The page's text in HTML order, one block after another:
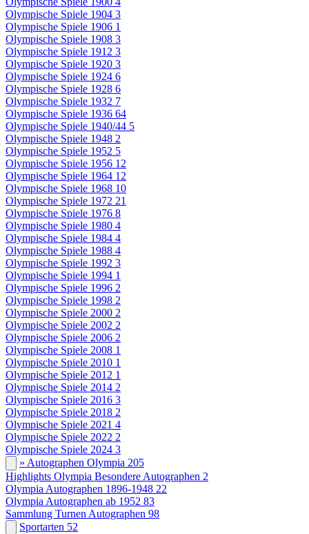
Olympische Spiele 1904 3
Olympische Spiele 1906 1
Olympische Spiele 1908 3
Olympische Spiele 1912 3
Olympische Spiele 1920 3
Olympische Spiele 1924 6
Olympische Spiele 1928 6
Olympische Spiele 1932 7
Olympische Spiele 1936 64
Olympische Spiele 1940/44 5
Olympische Spiele 1948 2
Olympische Spiele 1952 5
Olympische Spiele 1956 12
Olympische Spiele 1964 12
Olympische Spiele 1968 10
Olympische Spiele 1972 21
Olympische Spiele 1976 8
Olympische Spiele 1980 4
Olympische Spiele 1984 4
Olympische Spiele 1988 4
Olympische Spiele 1992 3
Olympische Spiele 1994 1
Olympische Spiele 1996 2
Olympische Spiele 1998 2
Olympische Spiele 2000 2
Olympische Spiele 2002 2
Olympische Spiele 2006 2
Olympische Spiele 2008 1
Olympische Spiele 2010 1
Olympische Spiele 2012 1
Olympische Spiele 2014 2
Olympische Spiele 2016 3
Olympische Spiele 2018 2
Olympische Spiele 2021 4
Olympische Spiele 2022 2
Olympische Spiele 2024 3
» Autographen Olympia 205
Highlights Olympia Besondere Autographen 2
Olympia Autographen 1896-1948 22
Olympia Autographen ab 1952 83
Sammlung Turnen Autographen 98
Sportarten 52